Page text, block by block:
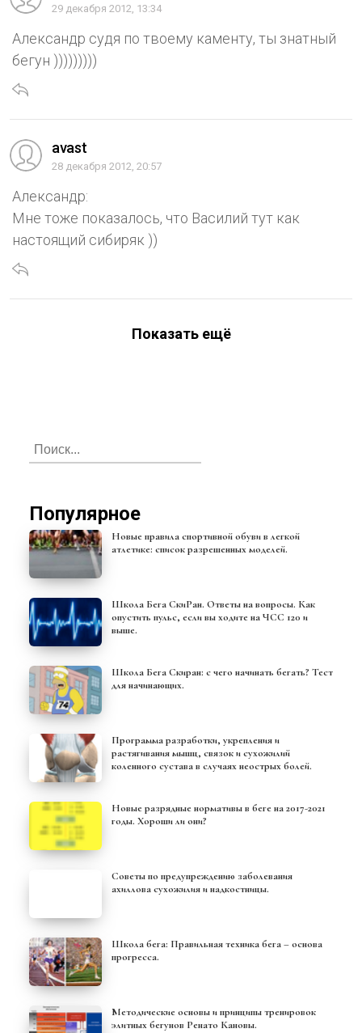
29 декабря 2012, 13:34
Александр судя по твоему каменту, ты знатный
бегун )))))))))
avast
28 декабря 2012, 20:57
Александр:
Мне тоже показалось, что Василий тут как
настоящий сибиряк ))
Показать ещё
Популярное
Новые правила спортивной обуви в легкой
атлетике: список разрешенных моделей.
Школа Бега СкиРан. Ответы на вопросы. Как
опустить пульс, если вы ходите на ЧСС 120 и
выше.
Школа Бега Скиран: с чего начинать бегать? Тест
для начинающих.
Программа разработки, укрепления и
растягивания мышц, связок и сухожилий
коленного сустава в случаях неострых болей.
Новые разрядные нормативы в беге на 2017-2021
годы. Хороши ли они?
Советы по предупреждению заболевания
ахиллова сухожилия и надкостницы.
Школа бега: Правильная техника бега – основа
прогресса.
Методические основы и принципы тренировок
элитных бегунов Ренато Кановы.